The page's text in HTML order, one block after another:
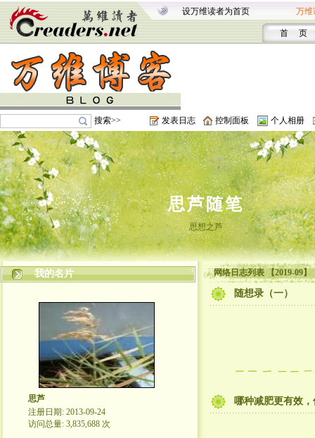
设万维读者为首页 万维
首 页
搜索>> 发表日志 控制面板 个人相册
思芦随笔
思想之芦
我的名片
思芦
注册日期: 2013-09-24
访问总量: 3,835,688 次
网络日志列表 【2019-09】
随想录（一）
哪种减肥更有效